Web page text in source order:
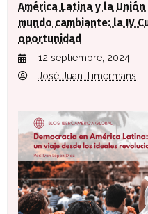
América Latina y la
mundo cambiante: la IV
oportunidad
12 septiembre, 2024
José Juan Timermans